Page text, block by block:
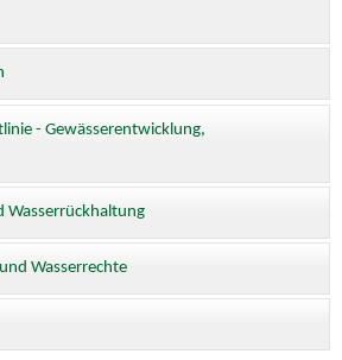
- Gewässerentwicklung,
Wasserrückhaltung
Wasserrechte